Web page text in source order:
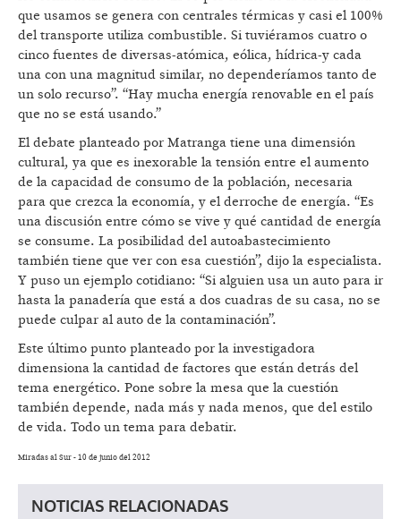
que usamos se genera con centrales térmicas y casi el 100%
del transporte utiliza combustible. Si tuviéramos cuatro o
cinco fuentes de diversas-atómica, eólica, hídrica-y cada
una con una magnitud similar, no dependeríamos tanto de
un solo recurso”. “Hay mucha energía renovable en el país
que no se está usando.”
El debate planteado por Matranga tiene una dimensión
cultural, ya que es inexorable la tensión entre el aumento
de la capacidad de consumo de la población, necesaria
para que crezca la economía, y el derroche de energía. “Es
una discusión entre cómo se vive y qué cantidad de energía
se consume. La posibilidad del autoabastecimiento
también tiene que ver con esa cuestión”, dijo la especialista.
Y puso un ejemplo cotidiano: “Si alguien usa un auto para ir
hasta la panadería que está a dos cuadras de su casa, no se
puede culpar al auto de la contaminación”.
Este último punto planteado por la investigadora
dimensiona la cantidad de factores que están detrás del
tema energético. Pone sobre la mesa que la cuestión
también depende, nada más y nada menos, que del estilo
de vida. Todo un tema para debatir.
Miradas al Sur - 10 de junio del 2012
NOTICIAS RELACIONADAS